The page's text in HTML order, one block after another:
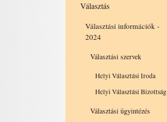
Választás
Választási információk -
2024
Választási szervek
Helyi Választási Iroda
Helyi Választási Bizottság
Választási ügyintézés